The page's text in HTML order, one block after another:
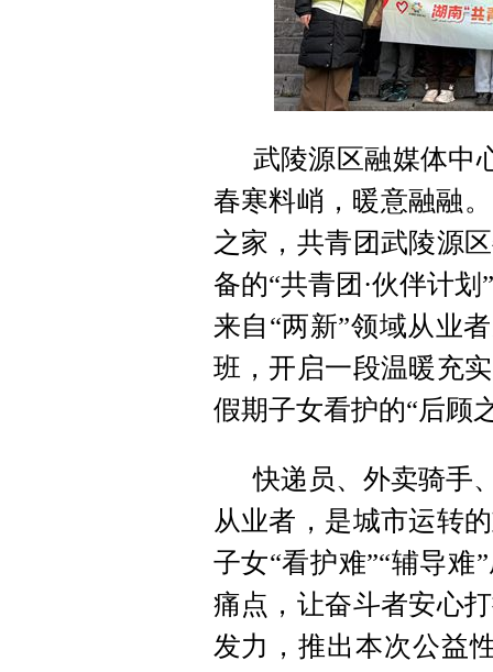
武陵源区融媒体中
春寒料峭，暖意融融
之家，共青团武陵源
备的“共青团·伙伴计
来自“两新”领域从业
班，开启一段温暖充
假期子女看护的“后顾
快递员、外卖骑手
从业者，是城市运转
子女“看护难”“辅导难
痛点，让奋斗者安心
发力，推出本次公益